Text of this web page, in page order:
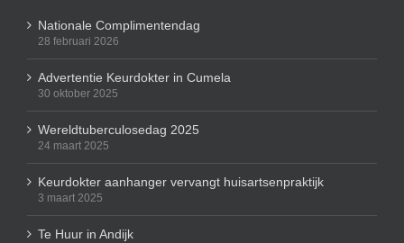
Nationale Complimentendag
28 februari 2026
Advertentie Keurdokter in Cumela
30 oktober 2025
Wereldtuberculosedag 2025
24 maart 2025
Keurdokter aanhanger vervangt huisartsenpraktijk
3 maart 2025
Te Huur in Andijk